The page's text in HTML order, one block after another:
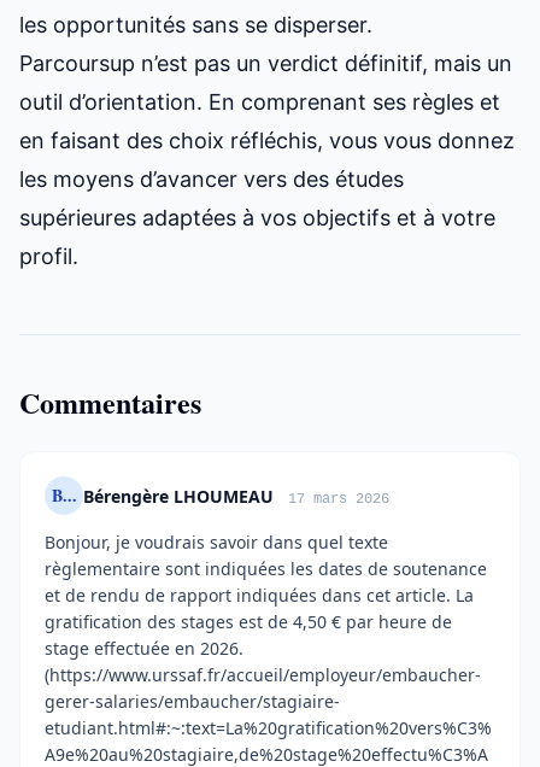
les opportunités sans se disperser.
Parcoursup n’est pas un verdict définitif, mais un
outil d’orientation. En comprenant ses règles et
en faisant des choix réfléchis, vous vous donnez
les moyens d’avancer vers des études
supérieures adaptées à vos objectifs et à votre
profil.
Commentaires
B... Bérengère LHOUMEAU 17 mars 2026
Bonjour, je voudrais savoir dans quel texte
règlementaire sont indiquées les dates de soutenance
et de rendu de rapport indiquées dans cet article. La
gratification des stages est de 4,50 € par heure de
stage effectuée en 2026.
(https://www.urssaf.fr/accueil/employeur/embaucher-
gerer-salaries/embaucher/stagiaire-
etudiant.html#:~:text=La%20gratification%20vers%C3%
A9e%20au%20stagiaire,de%20stage%20effectu%C3%A